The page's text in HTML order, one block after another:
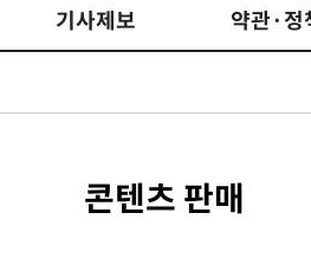
기사제보 약관·정
콘텐츠 판매